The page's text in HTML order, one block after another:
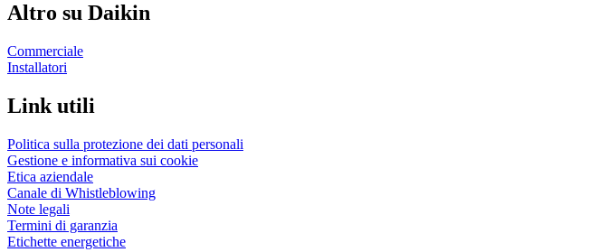
Altro su Daikin
Commerciale
Installatori
Link utili
Politica sulla protezione dei dati personali
Gestione e informativa sui cookie
Etica aziendale
Canale di Whistleblowing
Note legali
Termini di garanzia
Etichette energetiche